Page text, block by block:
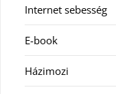
Internet sebesség
E-book
Házimozi